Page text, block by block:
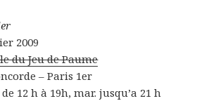
2009
du Jeu de Paume
– Paris 1er
12 h à 19h, mar. jusqu’a 21 h